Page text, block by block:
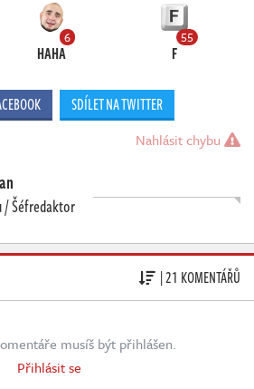
6
HAHA
55
F
SDÍLET NA TWITTER
Nahlásit chybu
Šéfredaktor
| 21 KOMENTÁŘŮ
musíš být přihlášen.
Přihlásit se